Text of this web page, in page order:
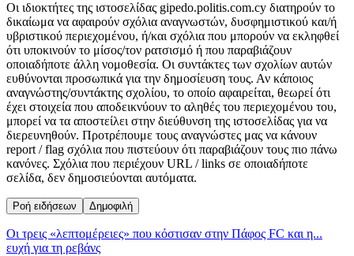
Οι ιδιοκτήτες της ιστοσελίδας gipedo.politis.com.cy διατηρούν το
δικαίωμα να αφαιρούν σχόλια αναγνωστών, δυσφημιστικού και/ή
υβριστικού περιεχομένου, ή/και σχόλια που μπορούν να εκληφθεί
ότι υποκινούν το μίσος/τον ρατσισμό ή που παραβιάζουν
οποιαδήποτε άλλη νομοθεσία. Οι συντάκτες των σχολίων αυτών
ευθύνονται προσωπικά για την δημοσίευση τους. Αν κάποιος
αναγνώστης/συντάκτης σχολίου, το οποίο αφαιρείται, θεωρεί ότι
έχει στοιχεία που αποδεικνύουν το αληθές του περιεχομένου του,
μπορεί να τα αποστείλει στην διεύθυνση της ιστοσελίδας για να
διερευνηθούν. Προτρέπουμε τους αναγνώστες μας να κάνουν
report / flag σχόλια που πιστεύουν ότι παραβιάζουν τους πιο πάνω
κανόνες. Σχόλια που περιέχουν URL / links σε οποιαδήποτε
σελίδα, δεν δημοσιεύονται αυτόματα.
Ροή ειδήσεων Δημοφιλή
Οι τρεις «λεπτομέρειες» που κόστισαν στην Πάφος FC και η...
ευχή για τη ρεβάνς